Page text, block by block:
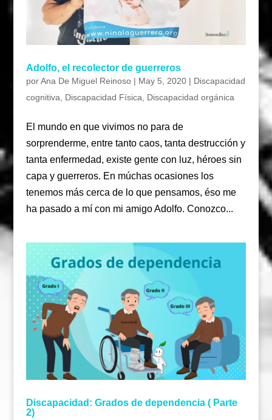
Adolfo, el recolector de guerreros
porAna De Miguel Reinoso| May 5, 2020| Discapacidad
cognitiva
Discapacidad Física Discapacidad orgánica
El mundo en que vivimos no para de
sorprenderme, entre tanto caos, tanta destrucción y
tanta enfermedad, existe gente con luz, héroes sin
capa y guerreros. En múchas ocasiones los
tenemos más cerca de lo que pensamos, éso me
ha pasado a mí con mi amigo Adolfo. Conozco...
Discapacidad: Grados de dependencia ( Parte
2)